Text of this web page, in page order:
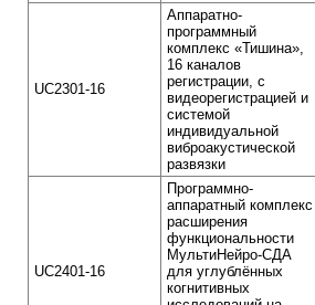
UC2301-16
Аппаратно-
программный
комплекс «Тишина»,
16 каналов
регистрации, с
видеорегистрацией и
системой
индивидуальной
виброакустической
развязки
UC2401-16
Программно-
аппаратный комплекс
расширения
функциональности
МультиНейро-СДА
для углублённых
когнитивных